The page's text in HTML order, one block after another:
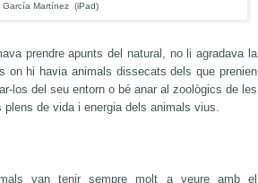
García Martínez (iPad)
prendre apunts del natural, no li agradava la
on hi havia animals dissecats dels que prenien
los del seu entorn o bé anar al zoològics de les
de vida i energia dels animals vius.
van tenir sempre molt a veure amb el